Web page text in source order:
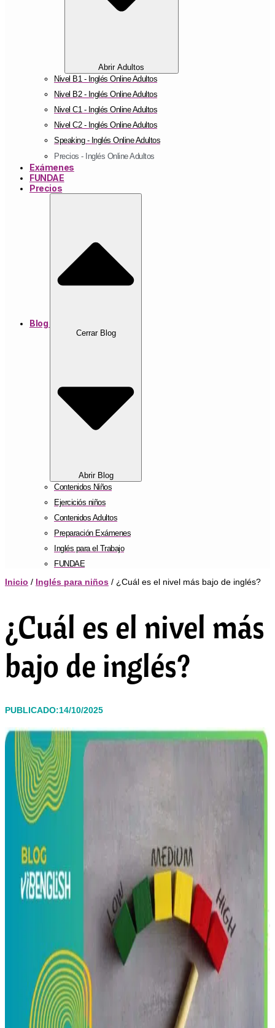
Abrir Adultos
Nivel B1 - Inglés Online Adultos
Nivel B2 - Inglés Online Adultos
Nivel C1 - Inglés Online Adultos
Nivel C2 - Inglés Online Adultos
Speaking - Inglés Online Adultos
Precios - Inglés Online Adultos
Exámenes
FUNDAE
Precios
Blog
Cerrar Blog
Abrir Blog
Contenidos Niños
Ejerciciós niños
Contenidos Adultos
Preparación Exámenes
Inglés para el Trabajo
FUNDAE
Inicio / Inglés para niños / ¿Cuál es el nivel más bajo de inglés?
¿Cuál es el nivel más
bajo de inglés?
PUBLICADO:14/10/2025